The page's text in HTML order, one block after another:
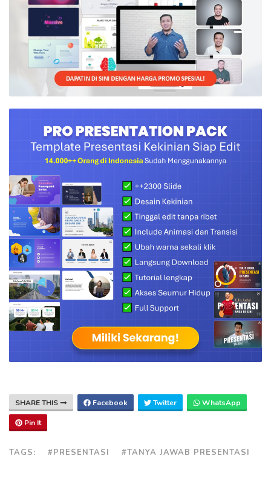
SHARE THIS Facebook Twitter WhatsApp
Pin It
TAGS: #PRESENTASI #TANYA JAWAB PRESENTASI